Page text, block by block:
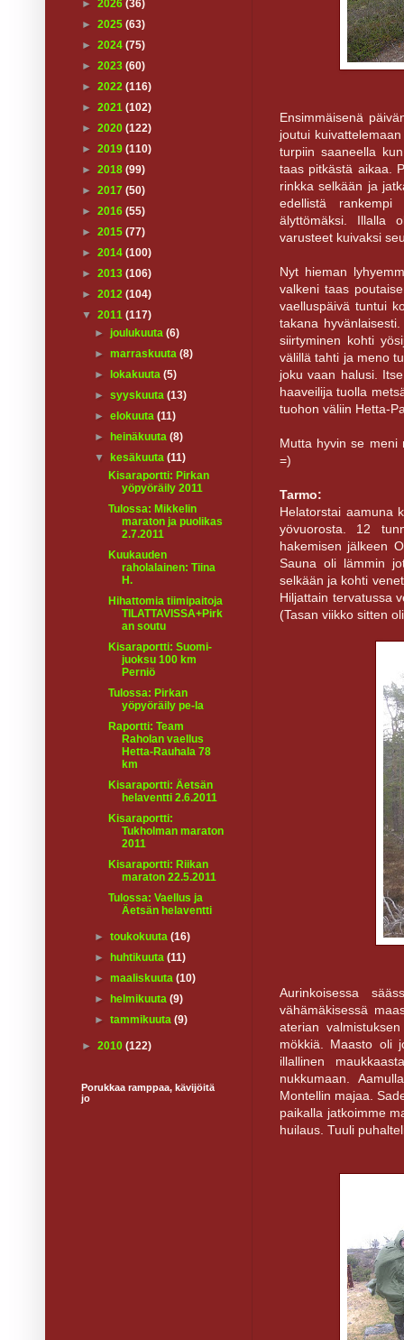
Ensimmäisenä
joutui
turpiin saaneella
taas pitkästä aikaa.
rinkka selkään ja
edellistä
älyttömäksi. Illalla
varusteet kuivaksi
Nyt hieman
valkeni taas
vaelluspäivä tuntui
takana
siirtyminen kohti
välillä tahti ja meno
joku vaan halusi.
haaveilija tuolla
tuohon väliin Hetta-
Mutta hyvin se meni
=)
Tarmo:
Helatorstai aamuna
yövuorosta. 12
hakemisen jälkeen
Sauna oli lämmin
selkään ja kohti
Hiljattain tervatussa
(Tasan viikko sitten
Aurinkoisessa
vähämäkisessä
aterian
mökkiä. Maasto oli
illallinen
nukkumaan.
Montellin majaa.
paikalla jatkoimme
huilaus. Tuuli
► 2026 (36)
► 2025 (63)
► 2024 (75)
► 2023 (60)
► 2022 (116)
► 2021 (102)
► 2020 (122)
► 2019 (110)
► 2018 (99)
► 2017 (50)
► 2016 (55)
► 2015 (77)
► 2014 (100)
► 2013 (106)
► 2012 (104)
▼ 2011 (117)
►joulukuuta(6)
►marraskuuta(8)
►
lokakuuta(5)
►syyskuuta(13)
►elokuuta(11)
►
heinäkuuta(8)
▼
kesäkuuta(11)
Kisaraportti: Pirkan
yöpyöräily 2011
Tulossa: Mikkelin
maraton ja puolikas
2.7.2011
Kuukauden
raholalainen: Tiina
H.
Hihattomia tiimipaitoja
TILATTAVISSA+Pirk
an soutu
Kisaraportti: Suomi-
juoksu 100 km
Perniö
Tulossa: Pirkan
yöpyöräily pe-la
Raportti: Team
Raholan vaellus
Hetta-Rauhala 78
km
Kisaraportti: Äetsän
helaventti 2.6.2011
Kisaraportti:
Tukholman maraton
2011
Kisaraportti: Riikan
maraton 22.5.2011
Tulossa: Vaellus ja
Äetsän helaventti
►toukokuuta(16)
►
huhtikuuta(11)
►maaliskuuta(10)
►
helmikuuta(9)
►tammikuuta(9)
► 2010 (122)
Porukkaa ramppaa, kävijöitä
jo